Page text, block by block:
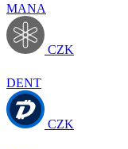
MANA
CZK
DENT
CZK